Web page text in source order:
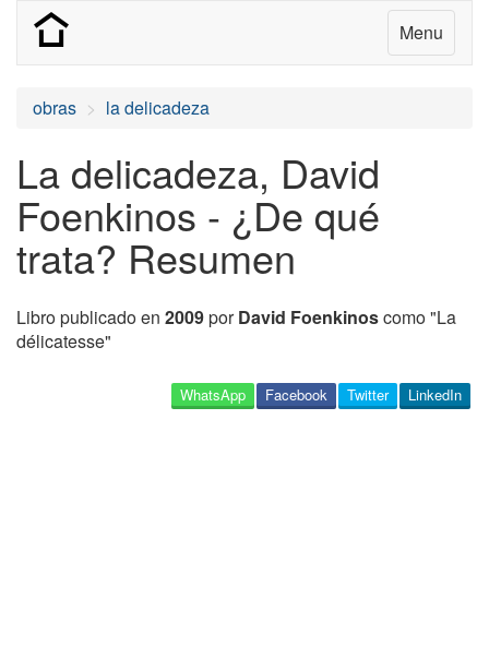
Menu
obras la delicadeza
La delicadeza, David
Foenkinos - ¿De qué
trata? Resumen
Libro publicado en 2009porDavid Foenkinoscomo "La
délicatesse"
LinkedIn
Twitter
Facebook
WhatsApp